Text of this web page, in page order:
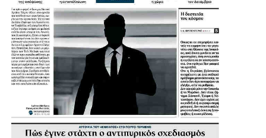
Η Συνέντευξη του Δημάρχου Αγίας Βαρβάρας: